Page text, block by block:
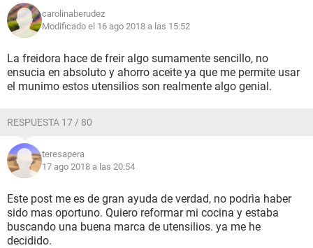
carolinaberudez
Modificado el 16 ago 2018 a las 15:52
La freidora hace de freir algo sumamente sencillo, no
ensucia en absoluto y ahorro aceite ya que me permite usar
el munimo estos utensilios son realmente algo genial.
RESPUESTA 17 / 80
teresapera
17 ago 2018 a las 20:54
Este post me es de gran ayuda de verdad, no podrìa haber
sido mas oportuno. Quiero reformar mi cocina y estaba
buscando una buena marca de utensilios. ya me he
decidido.